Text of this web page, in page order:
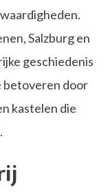
Salzburg en
geschiedenis
betoveren door
kastelen die